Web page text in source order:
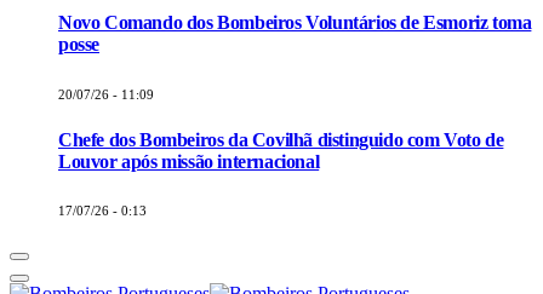
Novo Comando dos Bombeiros Voluntários de Esmoriz toma
posse
20/07/26 - 11:09
Chefe dos Bombeiros da Covilhã distinguido com Voto de
Louvor após missão internacional
17/07/26 - 0:13